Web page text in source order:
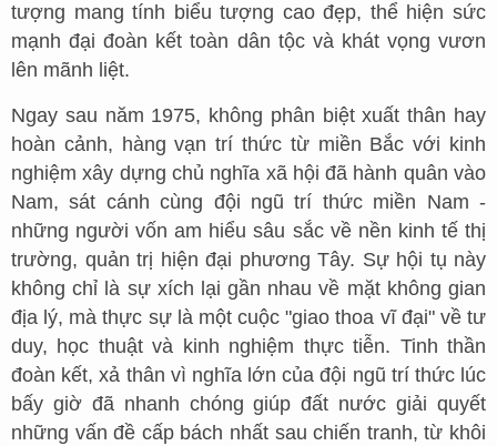
tượng mang tính biểu tượng cao đẹp, thể hiện sức
mạnh đại đoàn kết toàn dân tộc và khát vọng vươn
lên mãnh liệt.
Ngay sau năm 1975, không phân biệt xuất thân hay
hoàn cảnh, hàng vạn trí thức từ miền Bắc với kinh
nghiệm xây dựng chủ nghĩa xã hội đã hành quân vào
Nam, sát cánh cùng đội ngũ trí thức miền Nam -
những người vốn am hiểu sâu sắc về nền kinh tế thị
trường, quản trị hiện đại phương Tây. Sự hội tụ này
không chỉ là sự xích lại gần nhau về mặt không gian
địa lý, mà thực sự là một cuộc "giao thoa vĩ đại" về tư
duy, học thuật và kinh nghiệm thực tiễn. Tinh thần
đoàn kết, xả thân vì nghĩa lớn của đội ngũ trí thức lúc
bấy giờ đã nhanh chóng giúp đất nước giải quyết
những vấn đề cấp bách nhất sau chiến tranh, từ khôi